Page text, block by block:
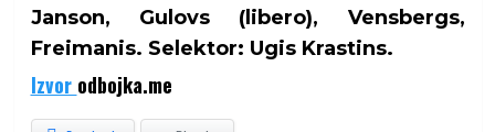
Janson, Gulovs (libero), Vensbergs,
Freimanis. Selektor: Ugis Krastins.
Izvor odbojka.me